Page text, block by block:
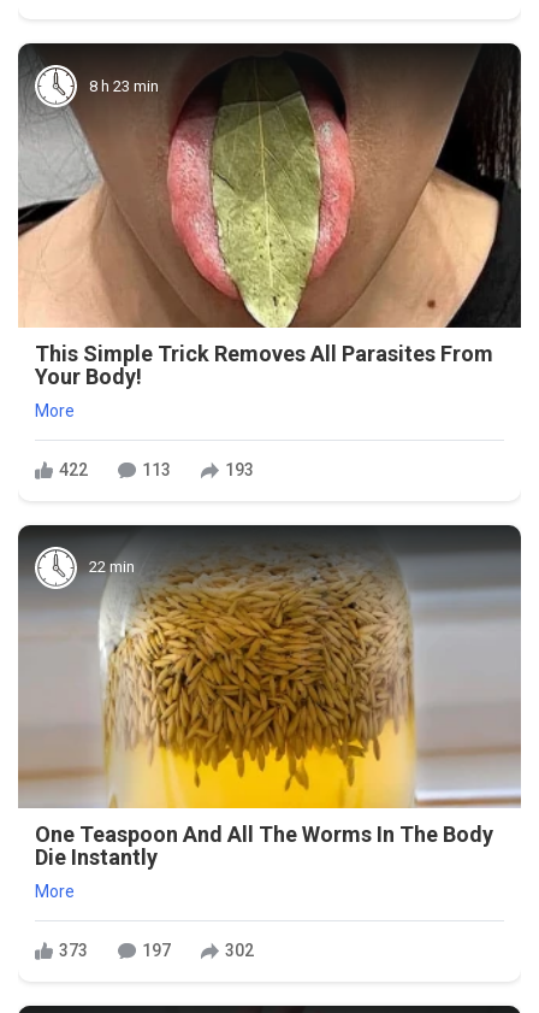
8 h 23 min
This Simple Trick Removes All Parasites From
Your Body!
More
422 113 193
22 min
One Teaspoon And All The Worms In The Body
Die Instantly
More
373 197 302